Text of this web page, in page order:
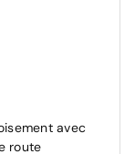
avec
route